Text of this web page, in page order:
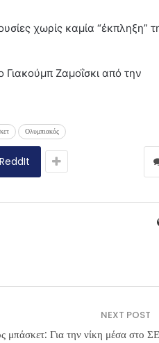
χωρίς καμία “έκπληξη”
Γιακούμπ Ζαμοΐσκι από την
Ολυμπιακός
ReddIt
NEXT POST
μπάσκετ: Για την νίκη μέσα στο